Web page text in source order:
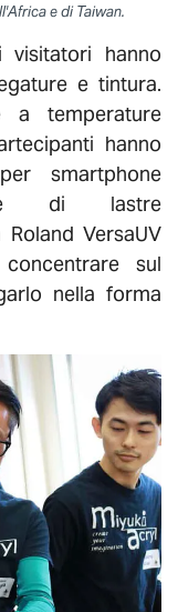
e di Taiwan.
visitatori hanno
e tintura.
a temperature
hanno
smartphone
di lastre
VersaUV
sul
nella forma